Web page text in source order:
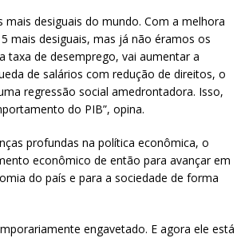
mais desiguais do mundo. Com a melhora
mais desiguais, mas já não éramos os
taxa de desemprego, vai aumentar a
de salários com redução de direitos, o
regressão social amedrontadora. Isso,
do PIB”, opina.
profundas na política econômica, o
econômico de então para avançar em
do país e para a sociedade de forma
engavetado. E agora ele está